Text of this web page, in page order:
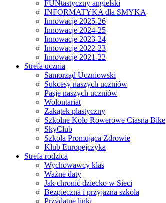
FUNtastyczny angielski
INFORMATYKA dla SMYKA
Innowacje 2025-26
Innowacje 2024-25
Innowacje 2023-24
Innowacje 2022-23
Innowacje 2021-22
Strefa ucznia
Samorząd Uczniowski
Sukcesy naszych uczniów
Pasje naszych uczniów
Wolontariat
Zakątek plastyczny
Szkolne Koło Rowerowe Ciasna Bike
SkyClub
Szkoła Promująca Zdrowie
Klub Europejczyka
Strefa rodzica
Wychowawcy klas
Ważne daty
Jak chronić dziecko w Sieci
Bezpieczna i przyjazna szkoła
Przydatne linki